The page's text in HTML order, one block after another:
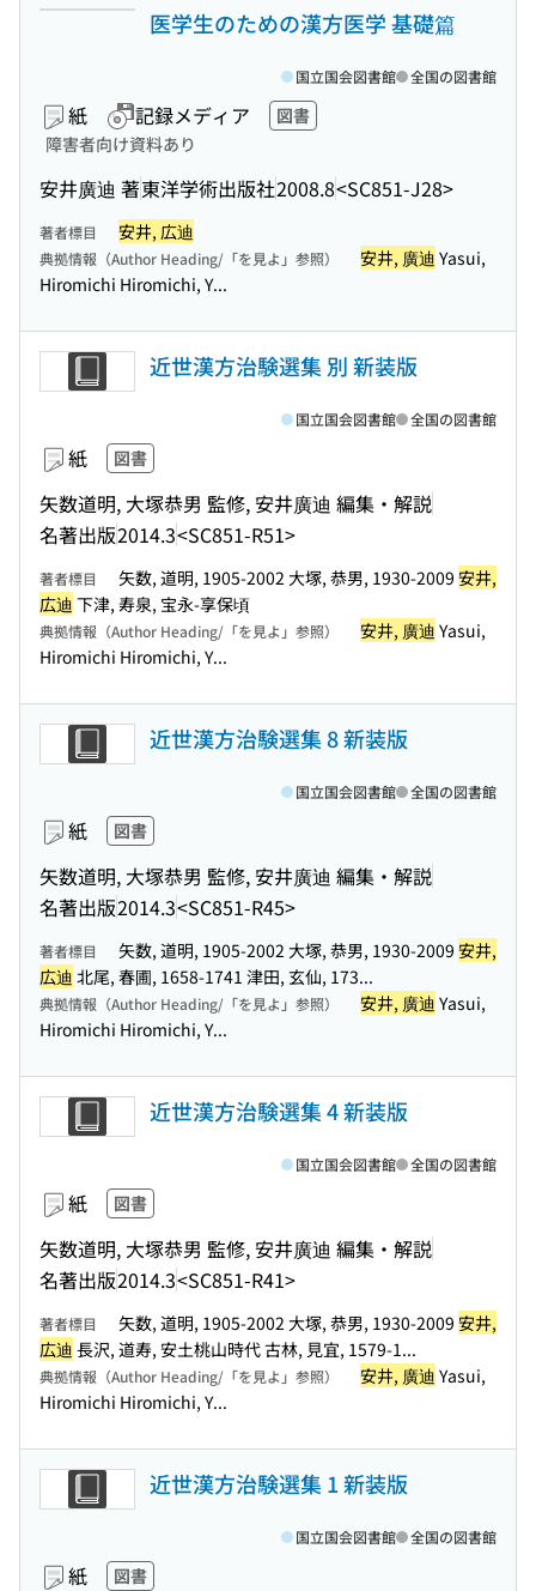
医学生のための漢方医学 基礎篇
紙 記録メディア
図書
障害者向け資料あり
安井廣迪 著東洋学術出版社2008.8<SC851-J28>
国立国会図書館 全国の図書館
著者標目 安井, 広迪
典拠情報（Author Heading/「を見よ」参照） 安井, 廣迪 Yasui,
Hiromichi Hiromichi, Y...
近世漢方治験選集 別 新装版
紙 図書
矢数道明, 大塚恭男 監修, 安井廣迪 編集・解説
名著出版2014.3<SC851-R51>
国立国会図書館 全国の図書館
著者標目 矢数, 道明, 1905-2002 大塚, 恭男, 1930-2009 安井,
広迪 下津, 寿泉, 宝永-享保頃
典拠情報（Author Heading/「を見よ」参照） 安井, 廣迪 Yasui,
Hiromichi Hiromichi, Y...
近世漢方治験選集 8 新装版
紙 図書
矢数道明, 大塚恭男 監修, 安井廣迪 編集・解説
名著出版2014.3<SC851-R45>
国立国会図書館 全国の図書館
著者標目 矢数, 道明, 1905-2002 大塚, 恭男, 1930-2009 安井,
広迪 北尾, 春圃, 1658-1741 津田, 玄仙, 173...
典拠情報（Author Heading/「を見よ」参照） 安井, 廣迪 Yasui,
Hiromichi Hiromichi, Y...
近世漢方治験選集 4 新装版
紙 図書
矢数道明, 大塚恭男 監修, 安井廣迪 編集・解説
名著出版2014.3<SC851-R41>
国立国会図書館 全国の図書館
著者標目 矢数, 道明, 1905-2002 大塚, 恭男, 1930-2009 安井,
広迪 長沢, 道寿, 安土桃山時代 古林, 見宜, 1579-1...
典拠情報（Author Heading/「を見よ」参照） 安井, 廣迪 Yasui,
Hiromichi Hiromichi, Y...
近世漢方治験選集 1 新装版
紙 図書
国立国会図書館 全国の図書館